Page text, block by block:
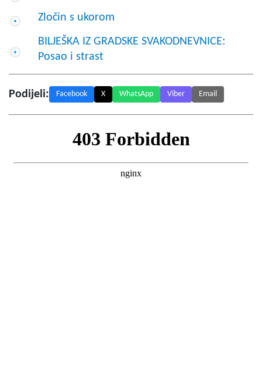
Zločin s ukorom
BILJEŠKA IZ GRADSKE SVAKODNEVNICE:
Posao i strast
Podijeli: Facebook X WhatsApp Viber Email